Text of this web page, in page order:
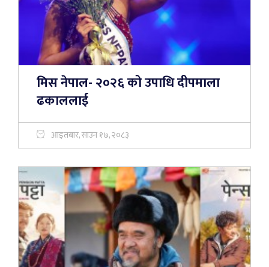
मिस नेपाल- २०२६ को उपाधि दीपमाला
ढकाललाई
आइतबार, साउन १७, २०८३